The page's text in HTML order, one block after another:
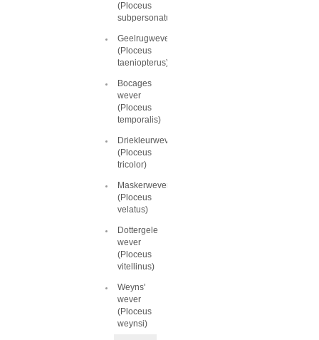
(Ploceus
subpersonatus)
Geelrugwever
(Ploceus
taeniopterus)
Bocages
wever
(Ploceus
temporalis)
Driekleurwever
(Ploceus
tricolor)
Maskerwever
(Ploceus
velatus)
Dottergele
wever
(Ploceus
vitellinus)
Weyns'
wever
(Ploceus
weynsi)